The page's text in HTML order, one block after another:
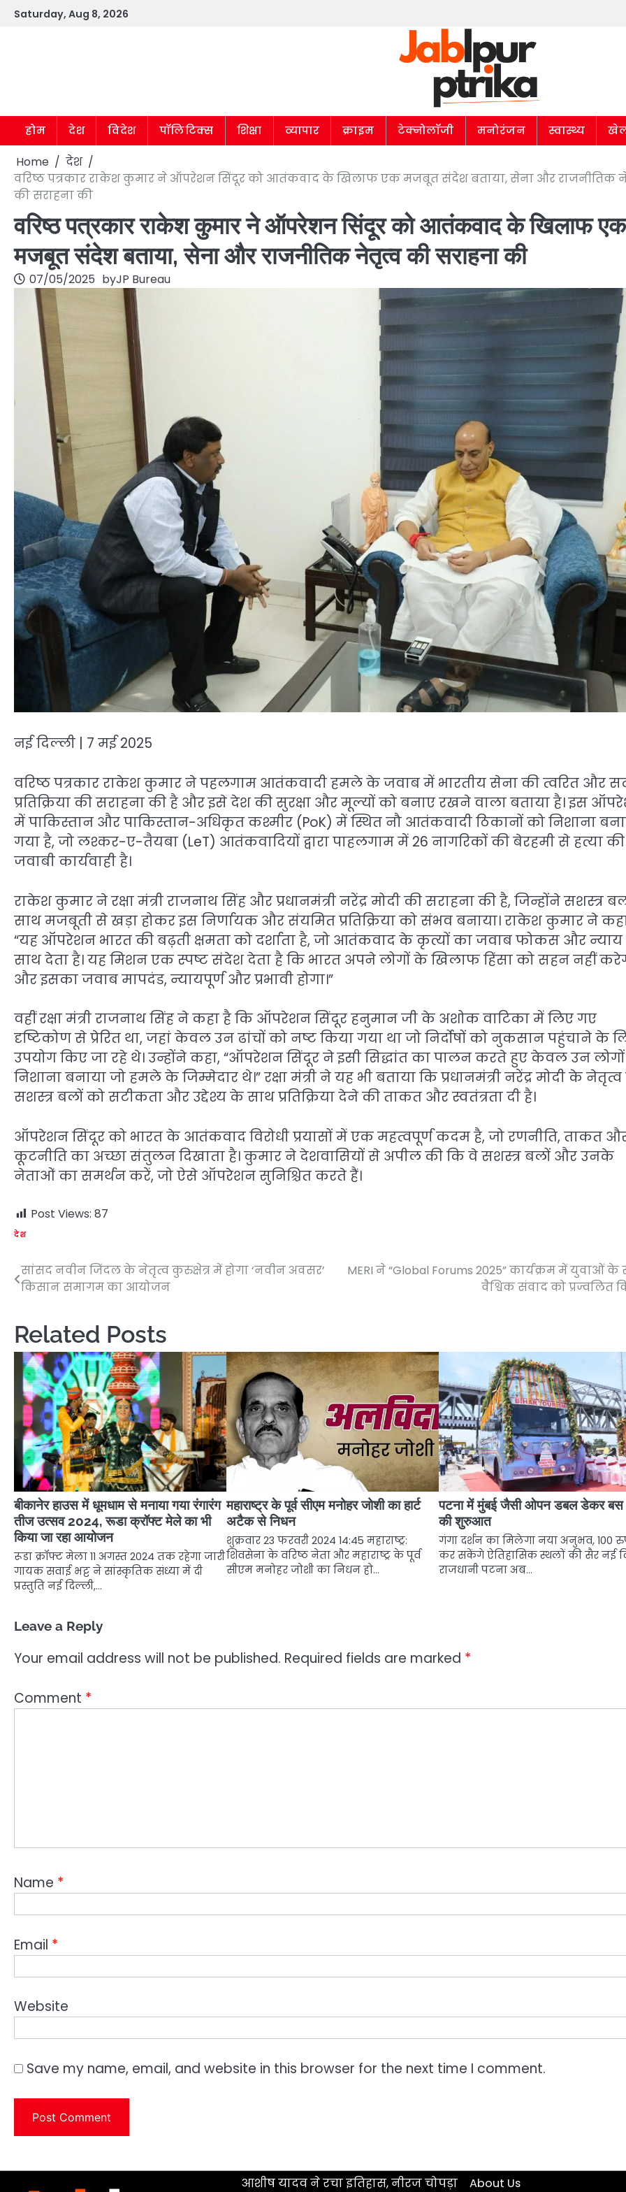
SkipSaturday, Aug 8, 2026
होम देश विदेश पॉलिटिक्स शिक्षा व्यापार क्राइम टेक्नोलॉजी मनोरंजन स्वास्थ्य
Home
देश
वरिष्ठ पत्रकार राकेश कुमार ने ऑपरेशन सिंदूर को आतंकवाद के खिलाफ एक मजबूत संदेश बताया, सेना और राजनीतिक
की सराहना की
वरिष्ठ पत्रकार राकेश कुमार ने ऑपरेशन सिंदूर को आतंकवाद के खिलाफ एक
मजबूत संदेश बताया, सेना और राजनीतिक नेतृत्व की सराहना की
07/05/2025 byJP Bureau
नई दिल्ली | 7 मई 2025
वरिष्ठ पत्रकार राकेश कुमार ने पहलगाम आतंकवादी हमले के जवाब में भारतीय सेना की त्वरित और
प्रतिक्रिया की सराहना की है और इसे देश की सुरक्षा और मूल्यों को बनाए रखने वाला बताया है। इस
में पाकिस्तान और पाकिस्तान-अधिकृत कश्मीर (PoK) में स्थित नौ आतंकवादी ठिकानों को निशाना
गया है, जो लश्कर-ए-तैयबा (LeT) आतंकवादियों द्वारा पाहलगाम में 26 नागरिकों की बेरहमी से हत्या की
जवाबी कार्यवाही है।
राकेश कुमार ने रक्षा मंत्री राजनाथ सिंह और प्रधानमंत्री नरेंद्र मोदी की सराहना की है, जिन्होंने सशस्त्र
साथ मजबूती से खड़ा होकर इस निर्णायक और संयमित प्रतिक्रिया को संभव बनाया। राकेश कुमार ने
“यह ऑपरेशन भारत की बढ़ती क्षमता को दर्शाता है, जो आतंकवाद के कृत्यों का जवाब फोकस और
साथ देता है। यह मिशन एक स्पष्ट संदेश देता है कि भारत अपने लोगों के खिलाफ हिंसा को सहन नहीं
और इसका जवाब मापदंड, न्यायपूर्ण और प्रभावी होगा।”
वहीं रक्षा मंत्री राजनाथ सिंह ने कहा है कि ऑपरेशन सिंदूर हनुमान जी के अशोक वाटिका में लिए गए
दृष्टिकोण से प्रेरित था, जहां केवल उन ढांचों को नष्ट किया गया था जो निर्दोषों को नुकसान पहुंचाने के
उपयोग किए जा रहे थे। उन्होंने कहा, “ऑपरेशन सिंदूर ने इसी सिद्धांत का पालन करते हुए केवल उन
निशाना बनाया जो हमले के जिम्मेदार थे।” रक्षा मंत्री ने यह भी बताया कि प्रधानमंत्री नरेंद्र मोदी के
सशस्त्र बलों को सटीकता और उद्देश्य के साथ प्रतिक्रिया देने की ताकत और स्वतंत्रता दी है।
ऑपरेशन सिंदूर को भारत के आतंकवाद विरोधी प्रयासों में एक महत्वपूर्ण कदम है, जो रणनीति, ताकत
कूटनीति का अच्छा संतुलन दिखाता है। कुमार ने देशवासियों से अपील की कि वे सशस्त्र बलों और उनके
नेताओं का समर्थन करें, जो ऐसे ऑपरेशन सुनिश्चित करते हैं।
Post Views: 87
देश
Post
सांसद नवीन जिंदल के नेतृत्व कुरुक्षेत्र में होगा ‘नवीन अवसर’
किसान समागम का आयोजन
MERI ने “Global Forums 2025” कार्यक्रम में युवाओं के
वैश्विक संवाद को प्रज्वलित
Related Posts
बीकानेर हाउस में धूमधाम से मनाया गया रंगारंग
तीज उत्सव 2024, रूडा क्रॉफ्ट मेले का भी
किया जा रहा आयोजन
रूडा क्रॉफ्ट मेला 11 अगस्त 2024 तक रहेगा जारी
गायक सवाई भट्ट ने सांस्कृतिक संध्या में दी
प्रस्तुति नई दिल्ली,…
महाराष्ट्र के पूर्व सीएम मनोहर जोशी का हार्ट
अटैक से निधन
शुक्रवार 23 फरवरी 2024 14:45 महाराष्ट्र:
शिवसेना के वरिष्ठ नेता और महाराष्ट्र के पूर्व
सीएम मनोहर जोशी का निधन हो…
पटना में मुंबई जैसी ओपन डबल डेकर बस
की शुरुआत
गंगा दर्शन का मिलेगा नया अनुभव, 100
कर सकेंगे ऐतिहासिक स्थलों की सैर नई
राजधानी पटना अब…
Leave a Reply
Your email address will not be published. Required fields are marked *
Comment *
Name *
Email *
Website
Save my name, email, and website in this browser for the next time I comment.
आशीष यादव ने रचा इतिहास, नीरज चोपड़ा About Us